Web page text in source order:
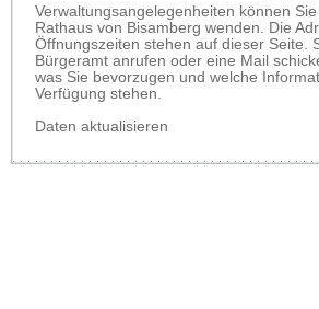
Verwaltungsangelegenheiten können
Rathaus von Bisamberg wenden. Die
Öffnungszeiten stehen auf dieser Seite.
Bürgeramt anrufen oder eine Mail
was Sie bevorzugen und welche
Verfügung stehen.
Daten aktualisieren